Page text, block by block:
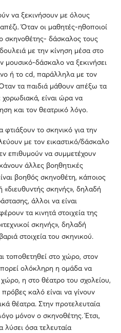
να ξεκινήσουν με όλους
Όταν οι μαθητές-ηθοποιοί
σκηνοθέτης- δάσκαλος τους
με την κίνηση μέσα στο
μουσικό-δάσκαλο να ξεκινήσει
ή το cd, παράλληλα με τον
τα παιδιά μάθουν απέξω τα
χορωδιακά, είναι ώρα να
και τον θεατρικό λόγο.
το σκηνικό για την
με τον εικαστικό/δάσκαλο
επιθυμούν να συμμετέχουν
άλλες βοηθητικές
βοηθός σκηνοθέτη, κάποιος
σκηνής», δηλαδή
άλλοι να είναι
τα κινητά στοιχεία της
σκηνής», δηλαδή
στοιχεία του σκηνικού.
τοποθετηθεί στο χώρο, στον
ολόκληρη η ομάδα να
η στο θέατρο του σχολείου,
καλό είναι να γίνουν
θέατρα. Στην προτελευταία
μόνον ο σκηνοθέτης. Έτσι,
λύσει όσα τελευταία